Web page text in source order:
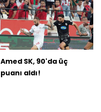
Amed SK, 90'da üç
puanı aldı!